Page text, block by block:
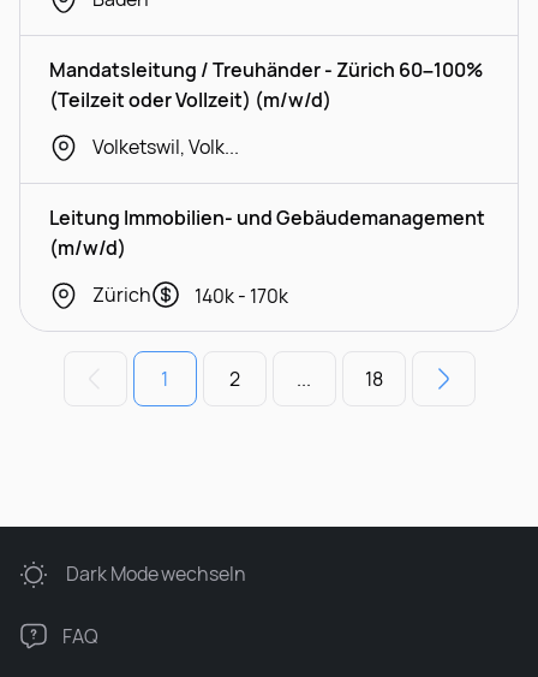
Mandatsleitung / Treuhänder - Zürich 60–100%
(Teilzeit oder Vollzeit) (m/w/d)
Volketswil, Volketswil
Leitung Immobilien- und Gebäudemanagement
(m/w/d)
Zürich
140k - 170k
1 2 ... 18
Dark Modewechseln
FAQ